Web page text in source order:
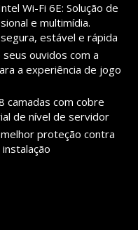
Wi-Fi 6E: Solução de
e multimídia.
estável e rápida
ouvidos com a
a experiência de jogo
camadas com cobre
de nível de servidor
proteção contra